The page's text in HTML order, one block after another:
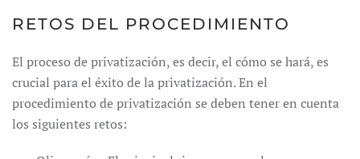
RETOS DEL PROCEDIMIENTO
El proceso de privatización, es decir, el cómo se hará, es
crucial para el éxito de la privatización. En el
procedimiento de privatización se deben tener en cuenta
los siguientes retos: